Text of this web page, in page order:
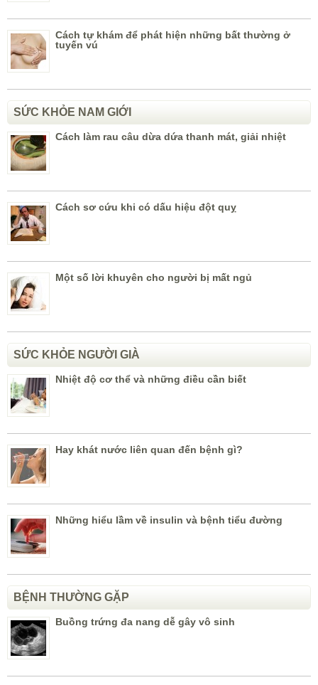
Cách tự khám để phát hiện những bất thường ở
tuyến vú
SỨC KHỎE NAM GIỚI
Cách làm rau câu dừa dứa thanh mát, giải nhiệt
Cách sơ cứu khi có dấu hiệu đột quỵ
Một số lời khuyên cho người bị mất ngủ
SỨC KHỎE NGƯỜI GIÀ
Nhiệt độ cơ thể và những điều cần biết
Hay khát nước liên quan đến bệnh gì?
Những hiểu lầm về insulin và bệnh tiểu đường
BỆNH THƯỜNG GẶP
Buồng trứng đa nang dễ gây vô sinh